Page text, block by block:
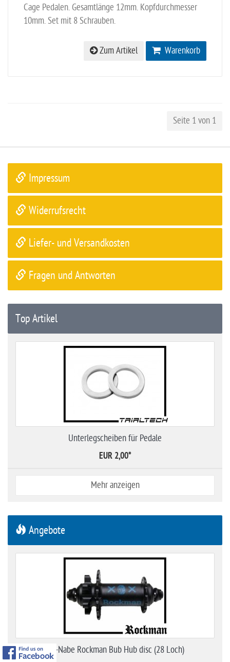
Cage Pedalen. Gesamtlänge 12mm. Kopfdurchmesser
10mm. Set mit 8 Schrauben.
Warenkorb
Zum Artikel
Seite 1 von 1
Impressum
Widerrufsrecht
Liefer- und Versandkosten
Fragen und Antworten
Top Artikel
Unterlegscheiben für Pedale
EUR 2,00*
Mehr anzeigen
Angebote
VR-Nabe Rockman Bub Hub disc (28 Loch)